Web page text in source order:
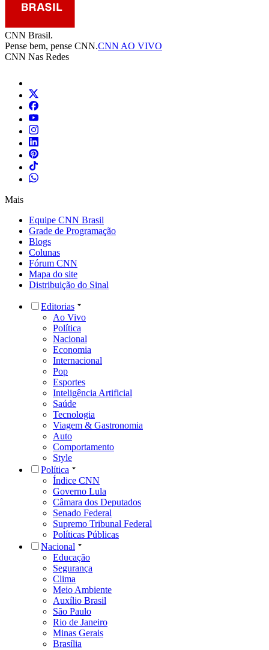
CNN Brasil.
Pense bem, pense CNN.CNN AO VIVO
CNN Nas Redes
Mais
Equipe CNN Brasil
Grade de Programação
Blogs
Colunas
Fórum CNN
Mapa do site
Distribuição do Sinal
Editorias
Ao Vivo
Política
Nacional
Economia
Internacional
Pop
Esportes
Inteligência Artificial
Saúde
Tecnologia
Viagem & Gastronomia
Auto
Comportamento
Style
Política
Índice CNN
Governo Lula
Câmara dos Deputados
Senado Federal
Supremo Tribunal Federal
Políticas Públicas
Nacional
Educação
Segurança
Clima
Meio Ambiente
Auxílio Brasil
São Paulo
Rio de Janeiro
Minas Gerais
Brasília